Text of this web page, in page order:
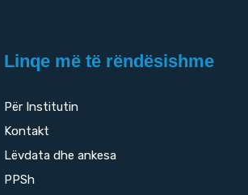
Linqe më të rëndësishme
Për Institutin
Kontakt
Lëvdata dhe ankesa
PPSh